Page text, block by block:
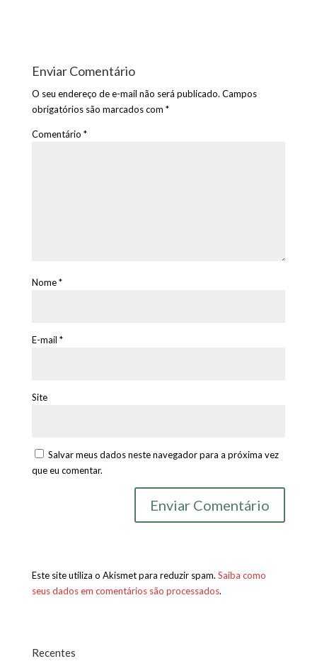
Enviar Comentário
O seu endereço de e-mail não será publicado. Campos
obrigatórios são marcados com *
Comentário *
Nome*
E-mail *
Site
Salvar meus dados neste navegador para a próxima vez
que eu comentar.
Este site utiliza o Akismet para reduzir spam. Saiba como
seus dados em comentários são processados.
Recentes